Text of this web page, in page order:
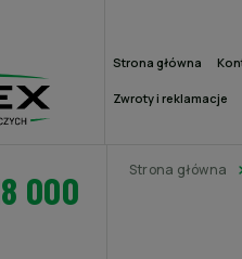
Strona główna
Zwroty i reklamacje
000
Strona główna